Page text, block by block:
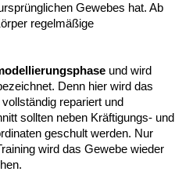
Gewebes hat. Ab
regelmäßige
und wird
Denn hier wird das
repariert und
sollten neben Kräftigungs- und
geschult werden. Nur
wird das Gewebe wieder